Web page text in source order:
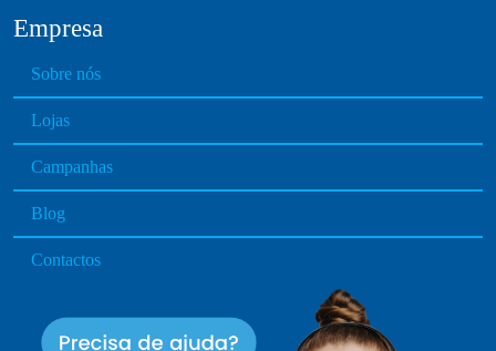
Empresa
Sobre nós
Lojas
Campanhas
Blog
Contactos